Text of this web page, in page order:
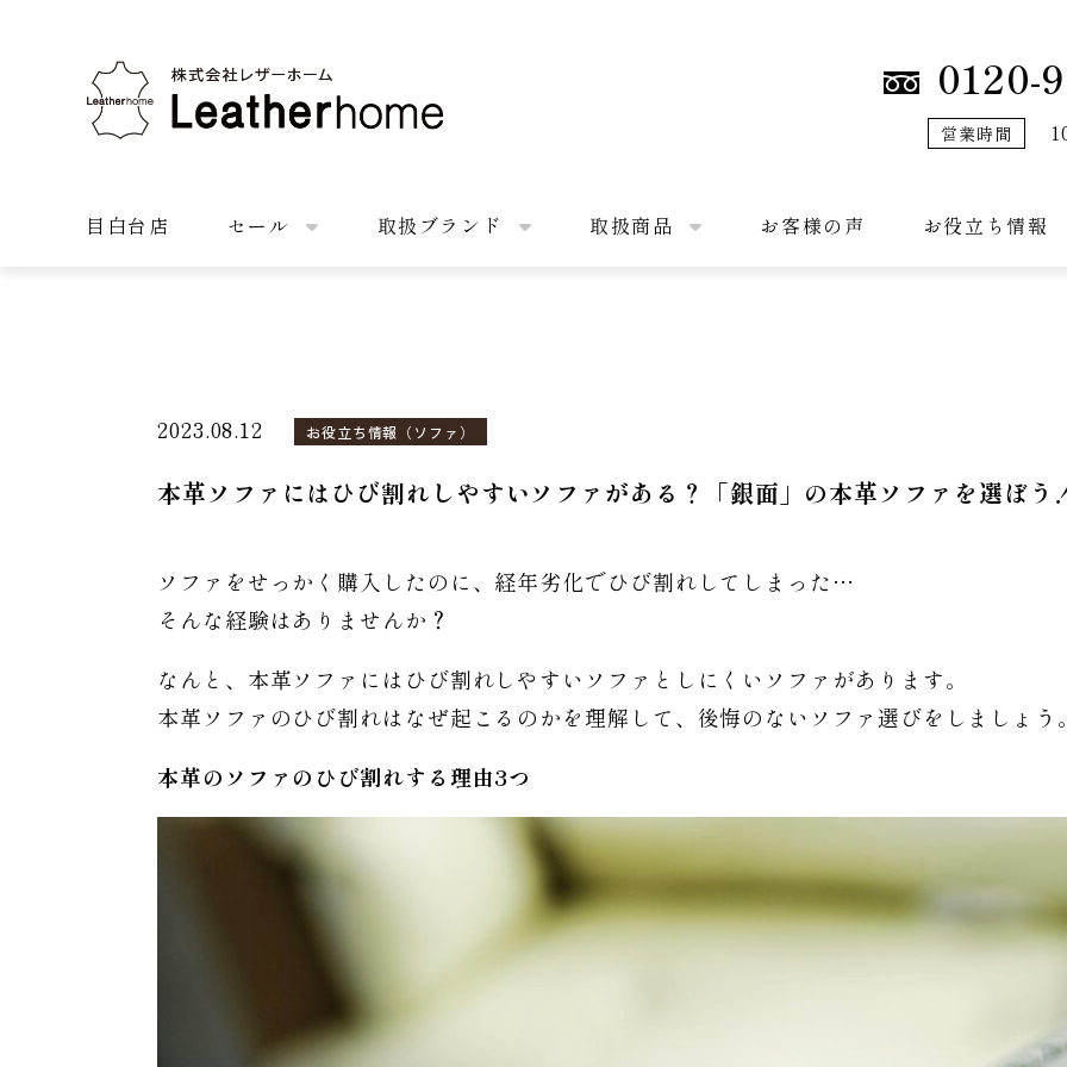
株式会社レザーホーム 0120-
営業時間
目白台店 セール 取扱ブランド 取扱商品 お客様の声 お役立ち情報
2023.08.12 お役立ち情報（ソファ）
本革ソファにはひび割れしやすいソファがある？「銀面」の本革ソファを選ぼう
ソファをせっかく購入したのに、経年劣化でひび割れしてしまった…
そんな経験はありませんか？
なんと、本革ソファにはひび割れしやすいソファとしにくいソファがあります。
本革ソファのひび割れはなぜ起こるのかを理解して、後悔のないソファ選びをしましょう
本革のソファのひび割れする理由3つ